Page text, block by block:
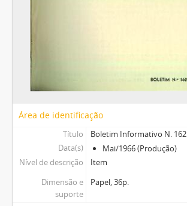
Área de identificação
Título
Boletim Informativo N. 162
Data(s)
Mai/1966 (Produção)
Nível de descrição
Item
Dimensão e
suporte
Papel, 36p.